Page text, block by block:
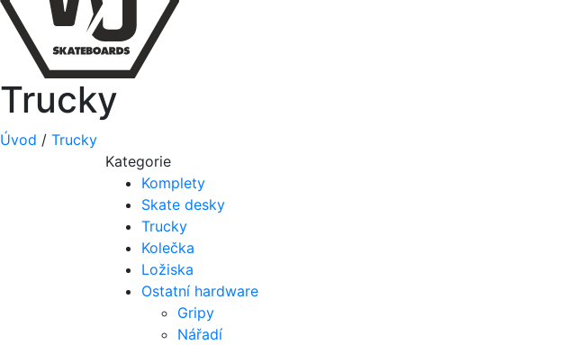
Trucky
Úvod / Trucky
Kategorie
Komplety
Skate desky
Trucky
Kolečka
Ložiska
Ostatní hardware
Gripy
Nářadí